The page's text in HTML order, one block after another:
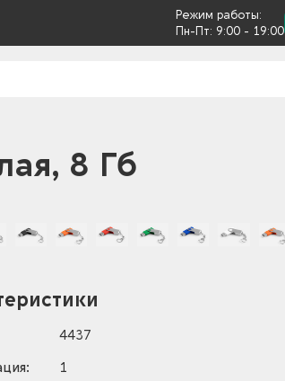
Режим работы:
Пн-Пт: 9:00 - 19:00
8 Гб
4437
1